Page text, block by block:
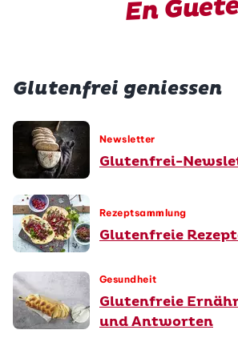
En
Glutenfrei geniessen
Newsletter
Glutenfrei-
Rezeptsammlung
Glutenfreie
Gesundheit
Glutenfreie
und Antworten